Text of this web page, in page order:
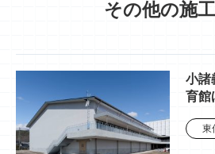
その他の施
小諸
育館
東